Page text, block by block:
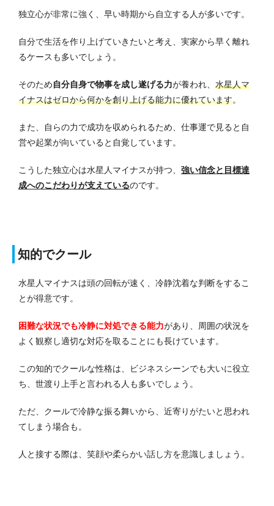
独立心が非常に強く、早い時期から自立する人が多いです。
自分で生活を作り上げていきたいと考え、実家から早く離れ
るケースも多いでしょう。
そのため自分自身で物事を成し遂げる力が養われ、 水星人マ
イナスはゼロから何かを創り上げる能力に優れています。
また、自らの力で成功を収められるため、仕事運で見ると自
営や起業が向いていると自覚しています。
こうした独立心は水星人マイナスが持つ、 強い信念と目標達
成へのこだわりが支えているのです。
知的でクール
水星人マイナスは頭の回転が速く、冷静沈着な判断をするこ
とが得意です。
困難な状況でも冷静に対処できる能力があり、周囲の状況を
よく観察し適切な対応を取ることにも長けています。
この知的でクールな性格は、ビジネスシーンでも大いに役立
ち、世渡り上手と言われる人も多いでしょう。
ただ、クールで冷静な振る舞いから、近寄りがたいと思われ
てしまう場合も。
人と接する際は、笑顔や柔らかい話し方を意識しましょう。